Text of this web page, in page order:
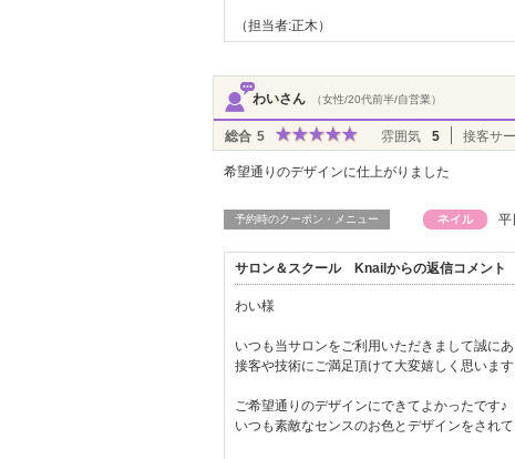
（担当者:正木）
わいさん （女性/20代前半/自営業）
総合 5 雰囲気 5 接客サ
希望通りのデザインに仕上がりました
予約時のクーポン・メニュー 平
サロン＆スクール Knailからの返信コメント
わい様
いつも当サロンをご利用いただきまして誠にあ
接客や技術にご満足頂けて大変嬉しく思います
ご希望通りのデザインにできてよかったです♪
いつも素敵なセンスのお色とデザインをされ